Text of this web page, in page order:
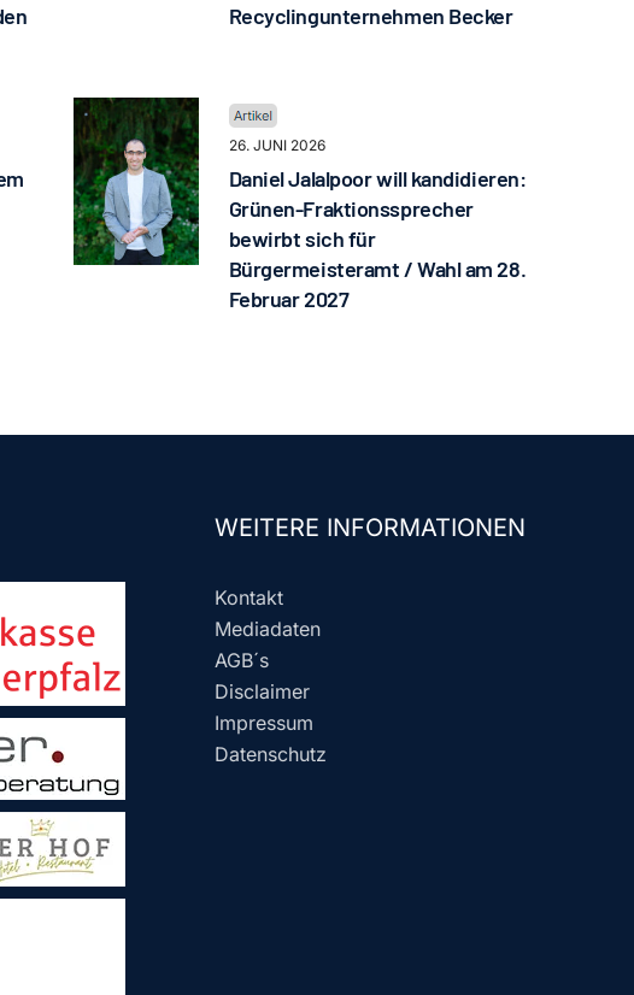
Recyclingunternehmen Becker
26. JUNI 2026
Daniel Jalalpoor will kandidieren:
Grünen-Fraktionssprecher
bewirbt sich für
Bürgermeisteramt / Wahl am 28.
Februar 2027
WEITERE INFORMATIONEN
Kontakt
Mediadaten
AGB´s
Disclaimer
Impressum
Datenschutz